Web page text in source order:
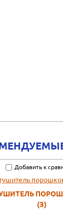
Добавить к
(З)